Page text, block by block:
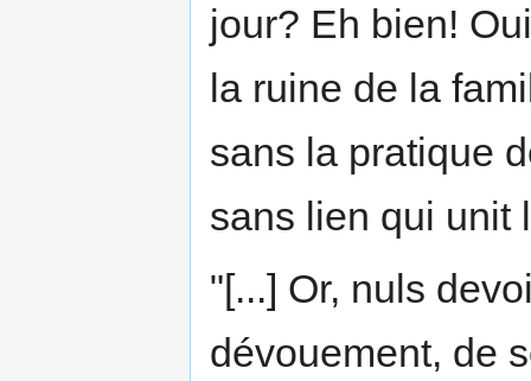
jour? Eh bien!
la ruine de la
sans la pratique
sans lien qui unit
"[...] Or, nuls
dévouement, de